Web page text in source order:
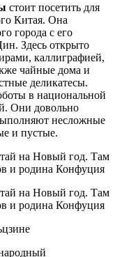
стоит посетить для
Китая. Она
города с его
Здесь открыто
каллиграфией,
чайные дома и
деликатесы.
в национальной
Они довольно
несложные
и пустые.